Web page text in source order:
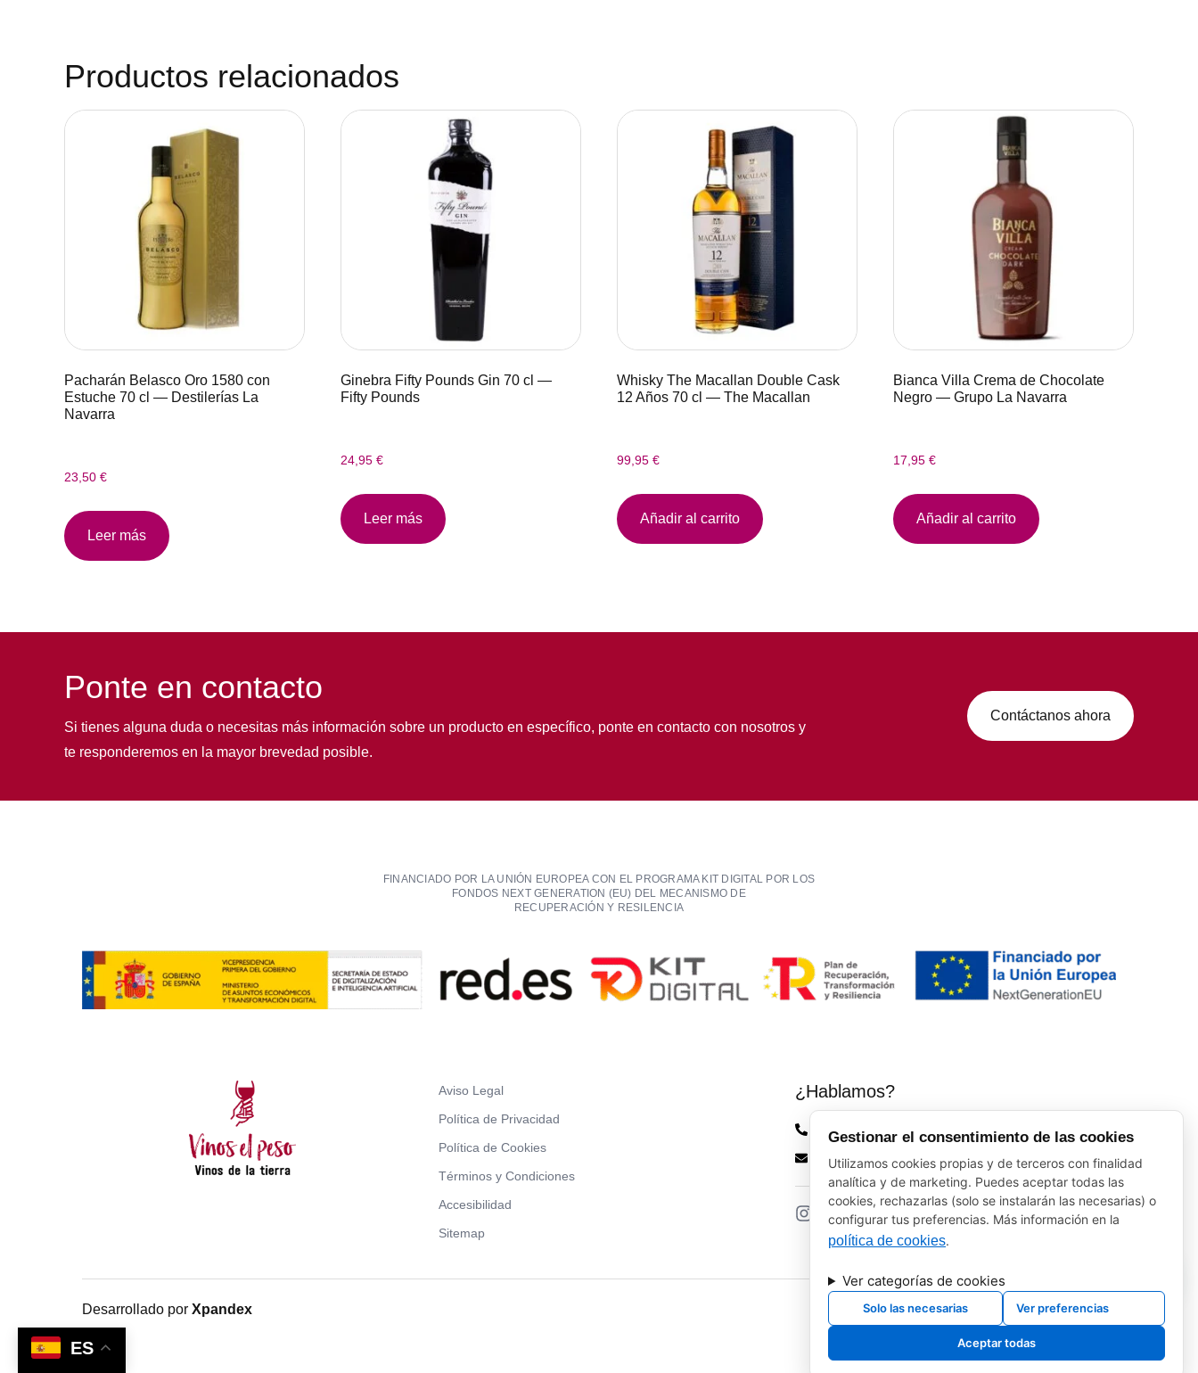
Productos relacionados
Pacharán Belasco Oro 1580 con
Estuche 70 cl — Destilerías La
Navarra
23,50 €
Leer más
Ginebra Fifty Pounds Gin 70 cl —
Fifty Pounds
24,95 €
Leer más
Whisky The Macallan Double Cask
12 Años 70 cl — The Macallan
99,95 €
Añadir al carrito
Bianca Villa Crema de Chocolate
Negro — Grupo La Navarra
17,95 €
Añadir al carrito
Ponte en contacto
Si tienes alguna duda o necesitas más información sobre un producto en específico, ponte en contacto con nosotros y
te responderemos en la mayor brevedad posible.
Contáctanos ahora
FINANCIADO POR LA UNIÓN EUROPEA CON EL PROGRAMA KIT DIGITAL POR LOS
FONDOS NEXT GENERATION (EU) DEL MECANISMO DE
RECUPERACIÓN Y RESILENCIA
Aviso Legal
Política de Privacidad
Política de Cookies
Términos y Condiciones
Accesibilidad
Sitemap
¿Hablamos?
Vinos El Peso: (+34) 941 226 120
elpeso@vinoyalgomas.com
Desarrollado por Xpandex
Gestionar el consentimiento de las cookies
Utilizamos cookies propias y de terceros con finalidad
analítica y de marketing. Puedes aceptar todas las
cookies, rechazarlas (solo se instalarán las necesarias) o
configurar tus preferencias. Más información en la
política de cookies.
Ver categorías de cookies
Solo las necesarias Ver preferencias
Aceptar todas
ES